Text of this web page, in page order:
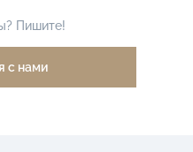
Пишите!
с нами